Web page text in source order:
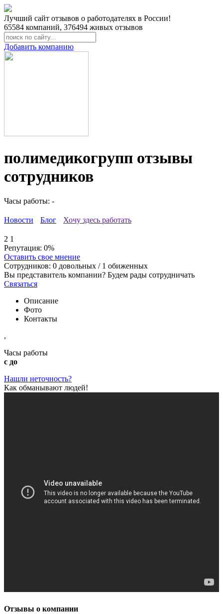
Лучший сайт отзывов о работодателях в России!
65584 компаний, 376494 живых отзывов
Добавить компанию
полимедикогрупп отзывы
сотрудников
Часы работы: -
Новости Блог Хочу здесь работать
2 1
Репутация: 0%
Оставить свое мнение
Сотрудников: 0 довольных / 1 обиженных
Вы представитель компании? Будем рады сотрудничать
Связаться
Описание
Фото
Контакты
,
Часы работы
с до
Нашли неточность?
Как обманывают людей!
Отзывы о компании